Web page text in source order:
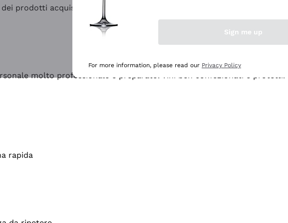
prodotti acquistati
molto professionale e preparato. Vini ben confezionati e
rapida
Sign me up
For more information, please read our Privacy Policy